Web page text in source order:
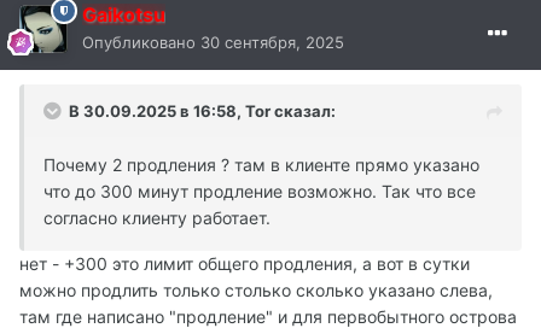
Gaikotsu
Опубликовано 30 сентября, 2025
В 30.09.2025 в 16:58, Torсказал:
Почему 2 продления ? там в клиенте прямо указано
что до 300 минут продление возможно. Так что все
согласно клиенту работает.
нет - +300 это лимит общего продления, а вот в сутки
можно продлить только столько сколько указано слева,
там где написано "продление" и для первобытного острова